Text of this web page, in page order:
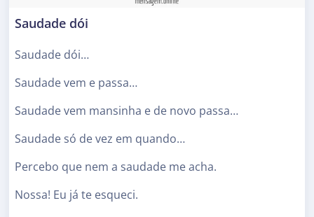
Saudade dói
Saudade dói…
Saudade vem e passa…
Saudade vem mansinha e de novo passa…
Saudade só de vez em quando…
Percebo que nem a saudade me acha.
Nossa! Eu já te esqueci.